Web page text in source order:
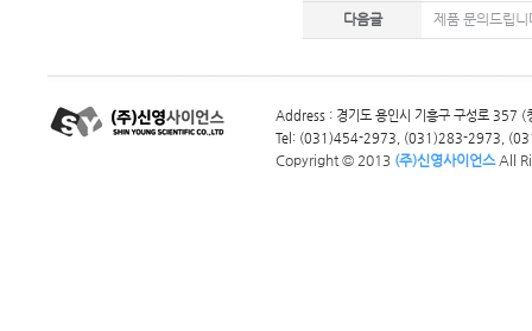
다음글 제품 문의드립니
Address : 경기도 용인시 기흥구 구성로 357
Tel: (031)454-2973, (031)283-2973,
Copyright © 2013 (주)신영사이언스All